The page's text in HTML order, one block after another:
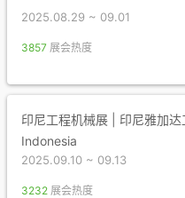
2025.08.29 ~ 09.01
3857 展会热度
印尼工程机械展 | 印尼雅加
Indonesia
2025.09.10 ~ 09.13
3232 展会热度